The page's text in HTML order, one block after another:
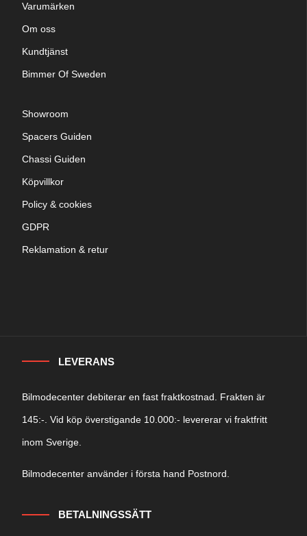
Varumärken
Om oss
Kundtjänst
Bimmer Of Sweden
Showroom
Spacers Guiden
Chassi Guiden
Köpvillkor
Policy & cookies
GDPR
Reklamation & retur
LEVERANS
Bilmodecenter debiterar en fast fraktkostnad. Frakten är
145:-. Vid köp överstigande 10.000:- levererar vi fraktfritt
inom Sverige.
Bilmodecenter använder i första hand Postnord.
BETALNINGSSÄTT